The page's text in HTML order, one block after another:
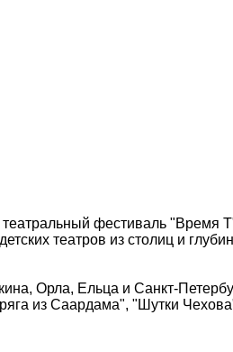
фестиваль "Время
театров из столиц и
Орла, Ельца и Санкт-
из Саардама", "Шутки